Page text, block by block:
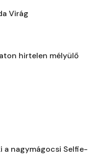
Virág
hirtelen mélyülő
a nagymágocsi Selfie-